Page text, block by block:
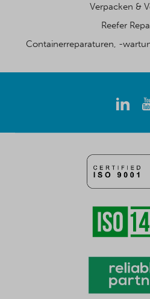
Verpacken &
Reefer
Containerreparaturen, -